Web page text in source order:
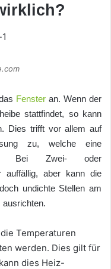
Fenster an. Wenn der
stattfindet, so kann
Dies trifft vor allem auf
zu, welche eine
Bei Zwei- oder
auffällig, aber kann die
undichte Stellen am
ausrichten.
Temperaturen
werden. Dies gilt für
dies Heiz-